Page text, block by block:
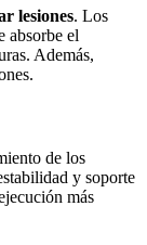
lesiones. Los
absorbe el
Además,
de los
y soporte
más